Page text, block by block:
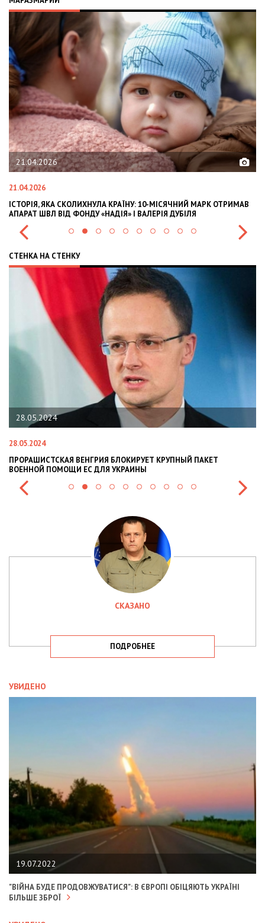
21.04.2026
21.04.2026
ІСТОРІЯ, ЯКА СКОЛИХНУЛА КРАЇНУ: 10-МІСЯЧНИЙ МАРК ОТРИМАВ
АПАРАТ ШВЛ ВІД ФОНДУ «НАДІЯ» І ВАЛЕРІЯ ДУБІЛЯ
СТЕНКА НА СТЕНКУ
28.05.2024
28.05.2024
ПРОРАШИСТСКАЯ ВЕНГРИЯ БЛОКИРУЕТ КРУПНЫЙ ПАКЕТ
ВОЕННОЙ ПОМОЩИ ЕС ДЛЯ УКРАИНЫ
СКАЗАНО
ПОДРОБНЕЕ
УВИДЕНО
19.07.2022
"ВІЙНА БУДЕ ПРОДОВЖУВАТИСЯ": В ЄВРОПІ ОБІЦЯЮТЬ УКРАЇНІ
БІЛЬШЕ ЗБРОЇ